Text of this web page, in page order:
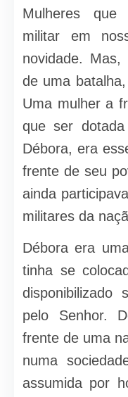
Mulheres que
militar em
novidade.
de uma
Uma mulher a
que ser dotada
Débora, era
frente de seu
ainda
militares da
Débora era
tinha se
pelo Senhor.
frente de uma
numa
assumida por